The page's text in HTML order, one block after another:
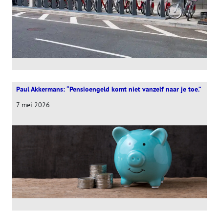
Paul Akkermans: “Pensioengeld komt niet vanzelf naar je toe.”
7 mei 2026